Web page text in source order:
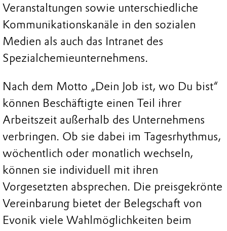
Veranstaltungen sowie unterschiedliche
Kommunikationskanäle in den sozialen
Medien als auch das Intranet des
Spezialchemieunternehmens.
Nach dem Motto „Dein Job ist, wo Du bist“
können Beschäftigte einen Teil ihrer
Arbeitszeit außerhalb des Unternehmens
verbringen. Ob sie dabei im Tagesrhythmus,
wöchentlich oder monatlich wechseln,
können sie individuell mit ihren
Vorgesetzten absprechen. Die preisgekrönte
Vereinbarung bietet der Belegschaft von
Evonik viele Wahlmöglichkeiten beim